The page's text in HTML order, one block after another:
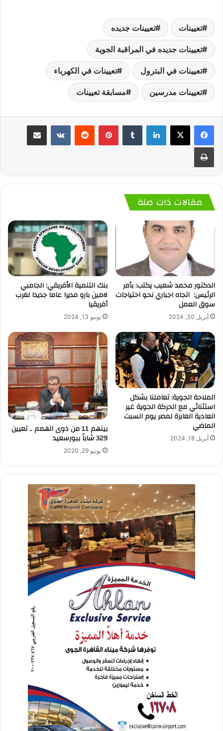
تعيينات تعيينات جديده
تعيينات جديده في المراقبة الجوية
تعيينات في البترول تعيينات في الكهرباء
تعيينات مدرسين مسابقة تعيينات
لينكدإن بينتيريست
مقالات ذات صلة
الدكتور محمد شعيب يكتب: بأمر
الرئيس: اتجاه اجباري نحو احتياجات
سوق العمل
أبريل 30, 2024
بنك التنمية الأفريقي: الجامبي
لامين بارو مديرا عاما جديدا لغرب
أفريقيا
يونيو 13, 2024
الملاحة الجوية: تعاملنا بشكل
استثنائي مع الحركة الجوية غير
العادية العابرة لمصر يوم السبت
الماضي
أبريل 18, 2024
بينهم 11 من ذوى الهمم .. تعيين
329 شاباً ببورسعيد
يونيو 29, 2020